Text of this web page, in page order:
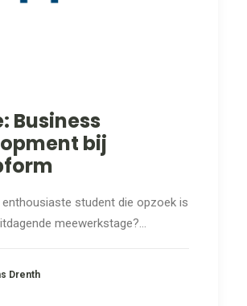
Business
bij
enthousiaste student die opzoek is
meewerkstage?…
Drenth